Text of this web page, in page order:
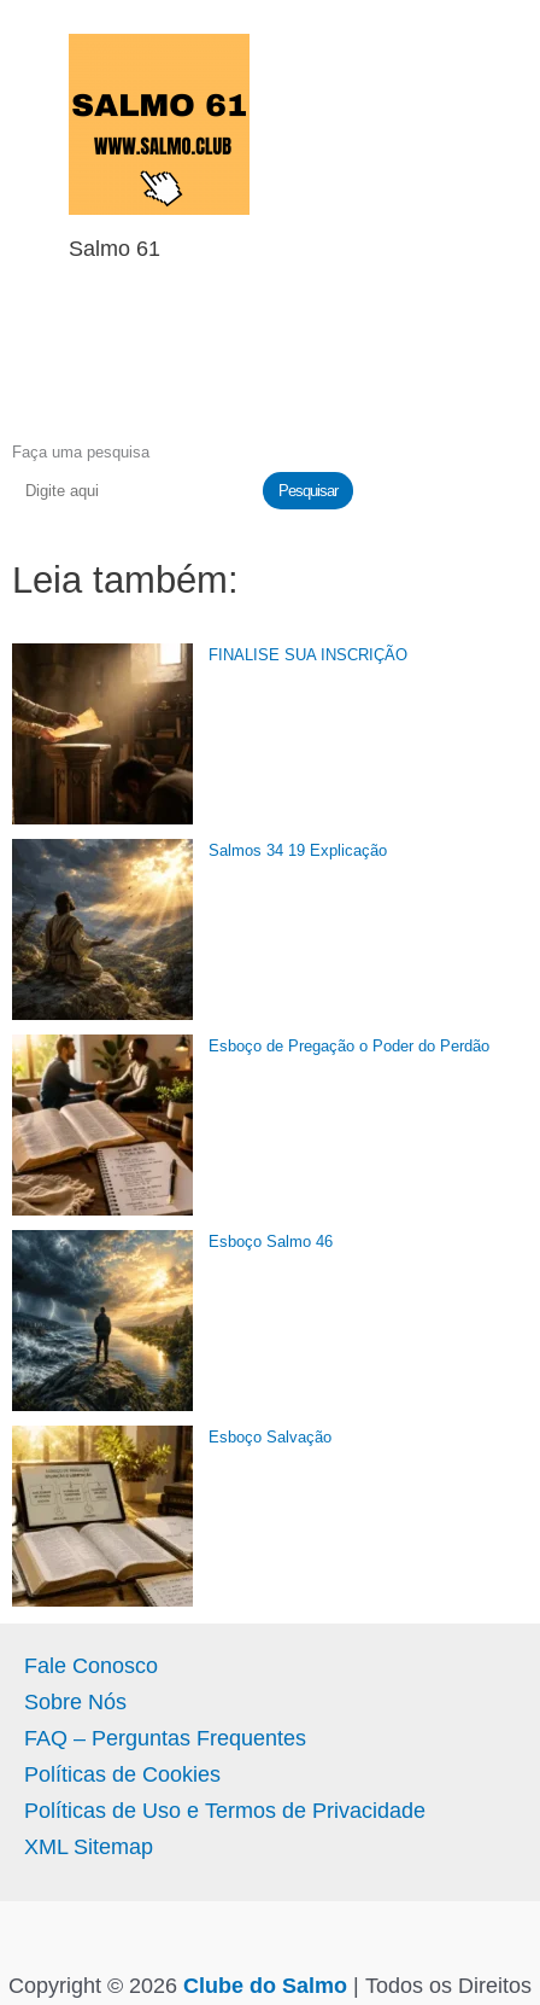
Salmo 61
Faça uma pesquisa
Pesquisar
Leia também:
FINALISE SUA INSCRIÇÃO
Salmos 34 19 Explicação
Esboço de Pregação o Poder do Perdão
Esboço Salmo 46
Esboço Salvação
Fale Conosco
Sobre Nós
FAQ – Perguntas Frequentes
Políticas de Cookies
Políticas de Uso e Termos de Privacidade
XML Sitemap
Copyright © 2026 Clube do Salmo | Todos os Direitos